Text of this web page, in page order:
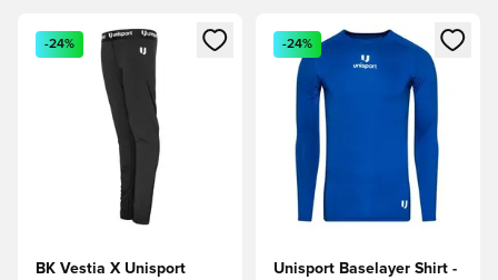
Öffnet ein Fenster zum Anmelden oder Registrieren als
-24%
BK Vestia X Unisport
Öffnet ein Fenster zum
-24%
Unisport Baselayer Shirt -